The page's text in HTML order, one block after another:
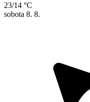
23/14 °C
sobota 8. 8.